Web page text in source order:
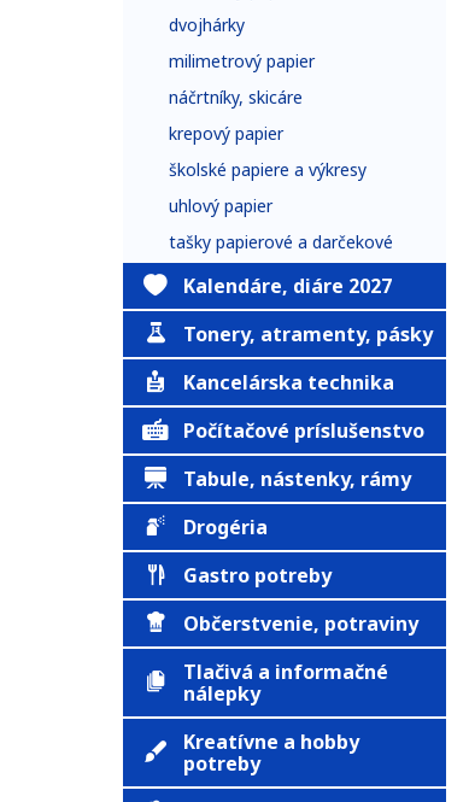
dvojhárky
milimetrový papier
náčrtníky, skicáre
krepový papier
školské papiere a výkresy
uhlový papier
tašky papierové a darčekové
Kalendáre, diáre 2027
Tonery, atramenty, pásky
Kancelárska technika
Počítačové príslušenstvo
Tabule, nástenky, rámy
Drogéria
Gastro potreby
Občerstvenie, potraviny
Tlačivá a informačné
nálepky
Kreatívne a hobby
potreby